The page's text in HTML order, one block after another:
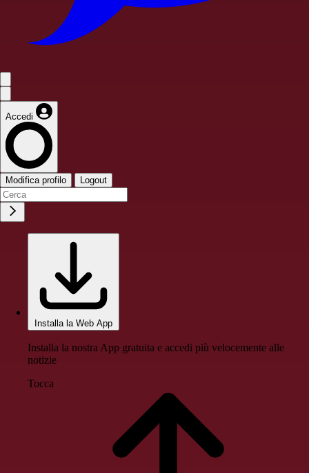
Accedi
Modifica profilo Logout
Installa la Web App
Installa la nostra App gratuita e accedi più velocemente alle
notizie
Tocca